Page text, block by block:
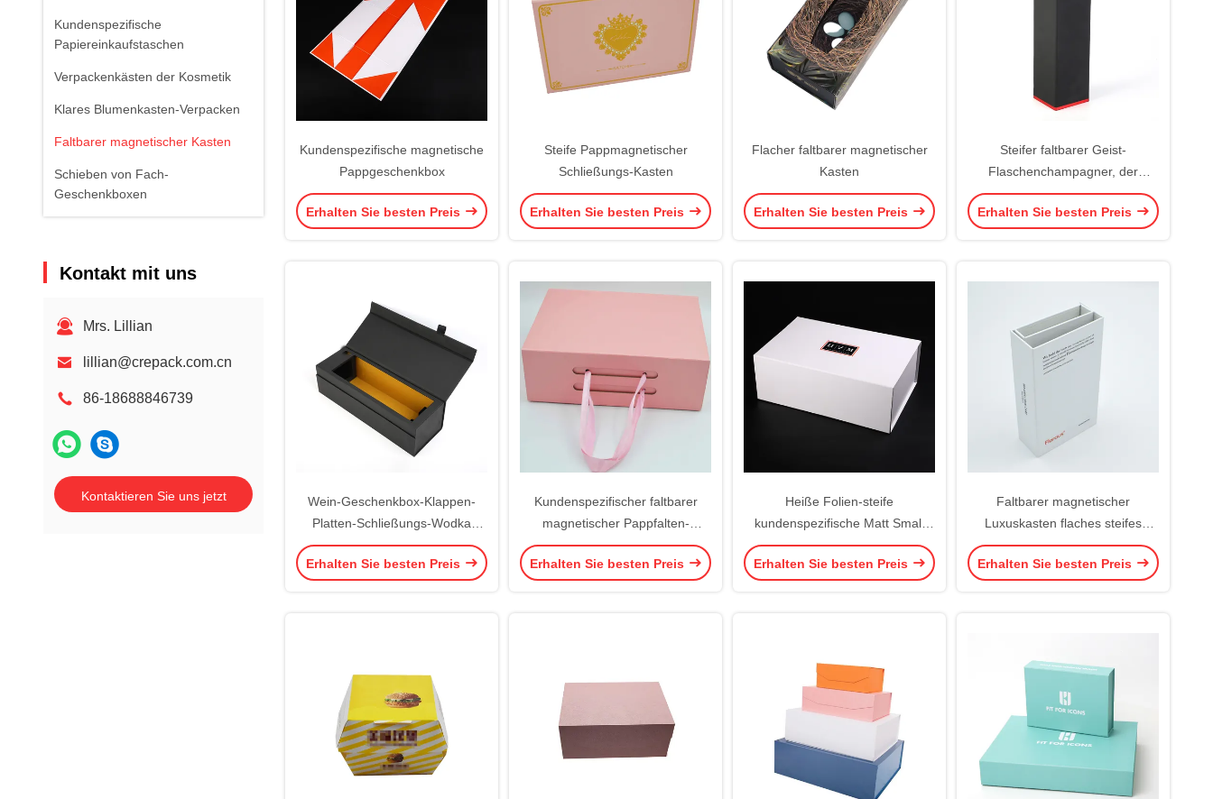
Kundenspezifische
Papiereinkaufstaschen
Verpackenkästen der Kosmetik
Klares Blumenkasten-Verpacken
Faltbarer magnetischer Kasten
Schieben von Fach-
Geschenkboxen
Kontakt mit uns
Mrs. Lillian
lillian@crepack.com.cn
86-18688846739
Kontaktieren Sie uns jetzt
Kundenspezifische magnetische
Pappgeschenkbox
Erhalten Sie besten Preis
Steife Pappmagnetischer
Schließungs-Kasten
Erhalten Sie besten Preis
Flacher faltbarer magnetischer
Kasten
Erhalten Sie besten Preis
Steifer faltbarer Geist-
Flaschenchampagner, der
magnetischen Kasten verpackt
Erhalten Sie besten Preis
Wein-Geschenkbox-Klappen-
Platten-Schließungs-Wodka
Whisky FSC steifer magnetischer
personifizierter äußer
Erhalten Sie besten Preis
Kundenspezifischer faltbarer
magnetischer Pappfalten-
Geschenk-Luxus des Kasten-
PMS mit Band ISO9001
Erhalten Sie besten Preis
Heiße Folien-steife
kundenspezifische Matt Small
Flat Magnetic Cardboard-
Geschenkboxen 2.5mm
Erhalten Sie besten Preis
Faltbarer magnetischer
Luxuskasten flaches steifes
Papier-Geschenk des Soem-
Pappätherischen öls
Erhalten Sie besten Preis